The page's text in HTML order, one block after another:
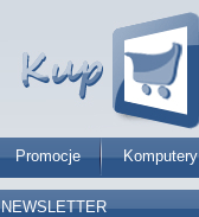
Promocje Komputery
NEWSLETTER